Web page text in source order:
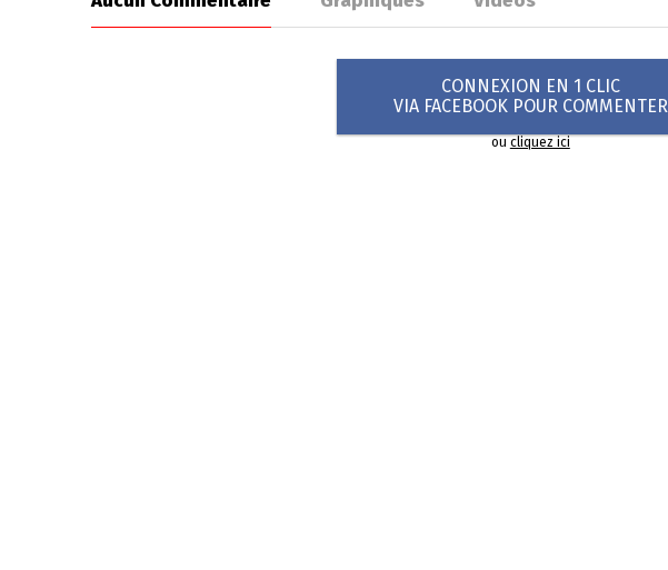
CONNEXION EN 1 CLIC
VIA FACEBOOK POUR COMMENTER
oucliquez ici